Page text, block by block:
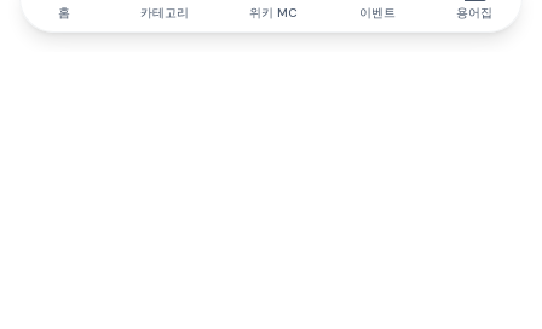
홈 카테고리 위키 MC 이벤트 용어집